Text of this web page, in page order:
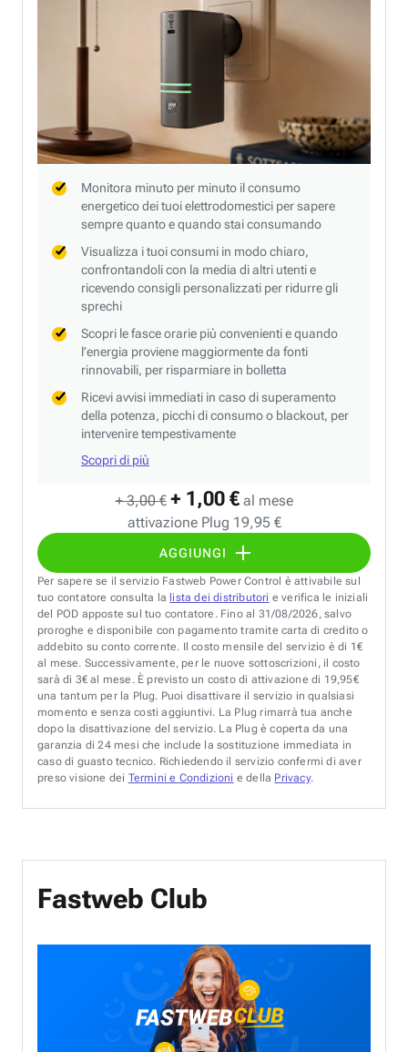
+ 3,00 € + 1,00 € al mese
attivazione Plug 19,95 €
AGGIUNGI
Monitora minuto per minuto il consumo
energetico dei tuoi elettrodomestici per sapere
sempre quanto e quando stai consumando
Visualizza i tuoi consumi in modo chiaro,
confrontandoli con la media di altri utenti e
ricevendo consigli personalizzati per ridurre gli
sprechi
Scopri le fasce orarie più convenienti e quando
l’energia proviene maggiormente da fonti
rinnovabili, per risparmiare in bolletta
Ricevi avvisi immediati in caso di superamento
della potenza, picchi di consumo o blackout, per
intervenire tempestivamente
Scopri di più
Per sapere se il servizio Fastweb Power Control è attivabile sul
tuo contatore consulta la lista dei distributori e verifica le iniziali
del POD apposte sul tuo contatore. Fino al 31/08/2026, salvo
proroghe e disponibile con pagamento tramite carta di credito o
addebito su conto corrente. Il costo mensile del servizio è di 1€
al mese. Successivamente, per le nuove sottoscrizioni, il costo
sarà di 3€ al mese. È previsto un costo di attivazione di 19,95€
una tantum per la Plug. Puoi disattivare il servizio in qualsiasi
momento e senza costi aggiuntivi. La Plug rimarrà tua anche
dopo la disattivazione del servizio. La Plug è coperta da una
garanzia di 24 mesi che include la sostituzione immediata in
caso di guasto tecnico. Richiedendo il servizio confermi di aver
preso visione dei Termini e Condizioni e della Privacy.
Fastweb Club